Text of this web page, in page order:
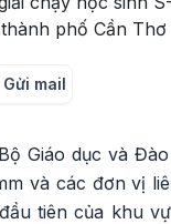
phố Cần
Gửi mail
Giáo dục và
và các đơn vị
tiên của khu